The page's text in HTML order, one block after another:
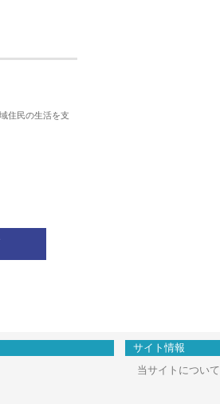
住民の生活を支
サイト情報
当サイトについて